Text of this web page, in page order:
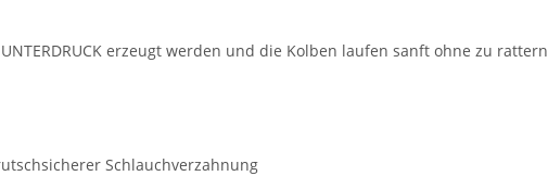
erzeugt werden und die Kolben laufen sanft ohne zu rattern
Schlauchverzahnung